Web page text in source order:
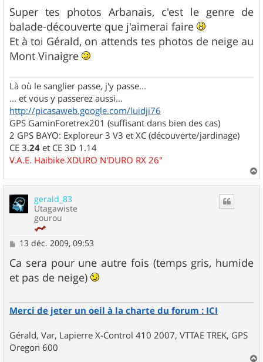
s
s
a
g
e
Super tes photos Arbanais, c'est le genre de
balade-découverte que j'aimerai faire
Et à toi Gérald, on attends tes photos de neige au
Mont Vinaigre
Là où le sanglier passe, j'y passe...
... et vous y passerez aussi...
http://picasaweb.google.com/luidji76
GPS GaminForetrex201 (suffisant dans bien des cas)
2 GPS BAYO: Exploreur 3 V3 et XC (découverte/jardinage)
CE 3.24 et CE 3D 1.14
V.A.E. Haibike XDURO N'DURO RX 26"
a
gerald_83
Utagawiste
gourou
M
s
s
a
13 déc. 2009, 09:53
Ca sera pour une autre fois (temps gris, humide
et pas de neige)
Merci de jeter un oeil à la charte du forum : ICI
Gérald, Var, Lapierre X-Control 410 2007, VTTAE TREK, GPS
Oregon 600